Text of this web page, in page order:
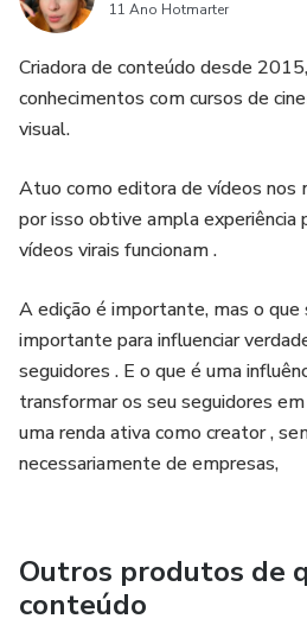
11 Ano Hotmarter
Criadora de conteúdo desde
conhecimentos com cursos de
visual.
Atuo como editora de vídeos nos
por isso obtive ampla experiência
vídeos virais funcionam .
A edição é importante, mas o
importante para influenciar
seguidores . E o que é uma
transformar os seu seguidores
uma renda ativa como creator ,
necessariamente de empresas,
Outros produtos de
conteúdo